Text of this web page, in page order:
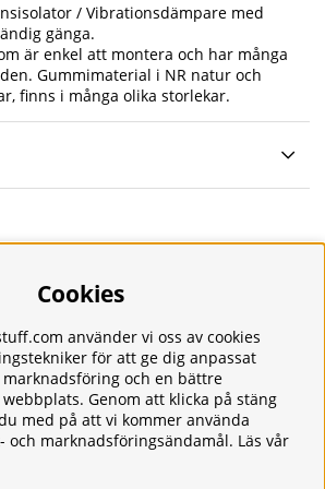
/ Vibrationsdämpare med
gänga.
är enkel att montera och har många
Gummimaterial i NR natur och
finns i många olika storlekar.
Om oss
Cookies
använder vi oss av cookies
för att ge dig anpassat
och en bättre
Genom att klicka på stäng
med på att vi kommer använda
och marknadsföringsändamål. Läs vår